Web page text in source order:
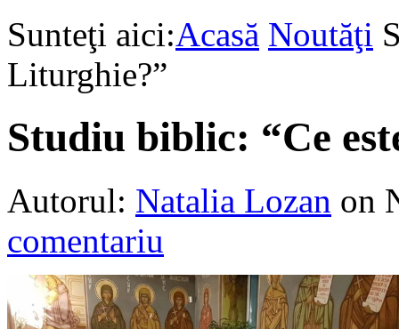
Sunteţi aici:Acasă Noutăţi
Liturghie?”
Studiu biblic: “Ce
Autorul: Natalia Lozan on
comentariu